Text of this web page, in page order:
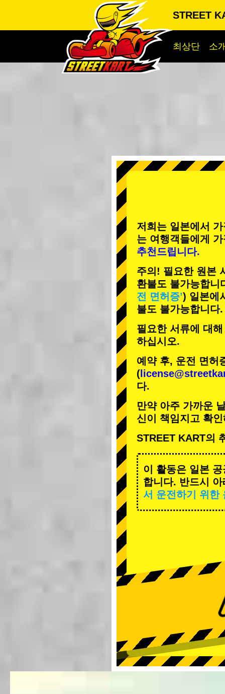
STREET
최상단 소
저희는 일본에서
는 여행객들에게
추천드립니다.
주의! 필요한 원본
환불도 불가능합니
전 면허증’) 일본에
불도 불가능합니다.
필요한 서류에 대
하십시오.
예약 후, 운전 면허
(
다.
만약 아주 가까운
신이 책임지고 확
STREET KART의
이 활동은 일본
합니다. 반드시
서 운전하기 위한